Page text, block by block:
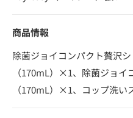
商品情報
除菌ジョイコンパクト贅沢
（170mL）×1、除菌ジョイ
（170mL）×1、コップ洗